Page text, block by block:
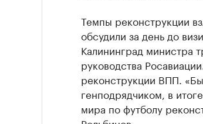
Темпы реконструкции
обсудили за день до
Калининград министра
руководства
реконструкции ВПП.
генподрядчиком, в
мира по футболу